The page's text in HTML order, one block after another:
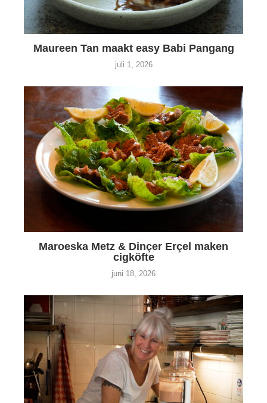
Maureen Tan maakt easy Babi Pangang
juli 1, 2026
Maroeska Metz & Dinçer Erçel maken
cigköfte
juni 18, 2026